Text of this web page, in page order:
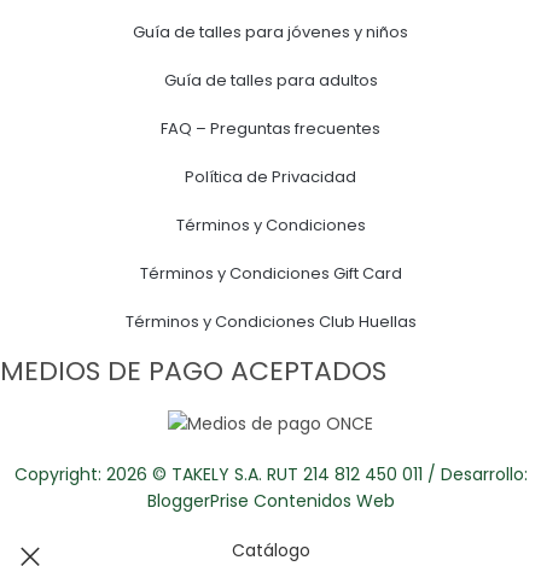
Guía de talles para jóvenes y niños
Guía de talles para adultos
FAQ – Preguntas frecuentes
Política de Privacidad
Términos y Condiciones
Términos y Condiciones Gift Card
Términos y Condiciones Club Huellas
MEDIOS DE PAGO ACEPTADOS
Copyright: 2026 © TAKELY S.A. RUT 214 812 450 011 / Desarrollo:
BloggerPrise Contenidos Web
Catálogo